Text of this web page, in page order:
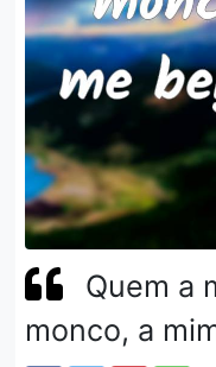
Quem a
monco, a